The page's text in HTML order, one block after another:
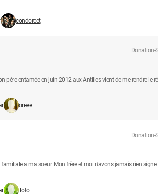
condorcet
Donation-
père entamée en juin 2012 aux Antilles vient de me rendre le
oreee
Donation-
a ma soeur. Mon frère et moi n'avons jamais rien signe
Toto